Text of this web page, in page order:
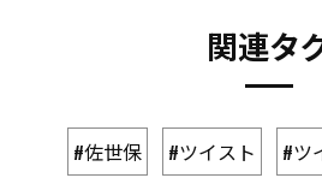
関連タ
#佐世保 #ツイスト
#ツ